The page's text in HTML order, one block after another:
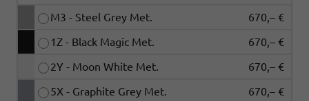
M3 - Steel Grey Met.
670,– €
1Z - Black Magic Met.
670,– €
2Y - Moon White Met.
670,– €
5X - Graphite Grey Met.
670,– €